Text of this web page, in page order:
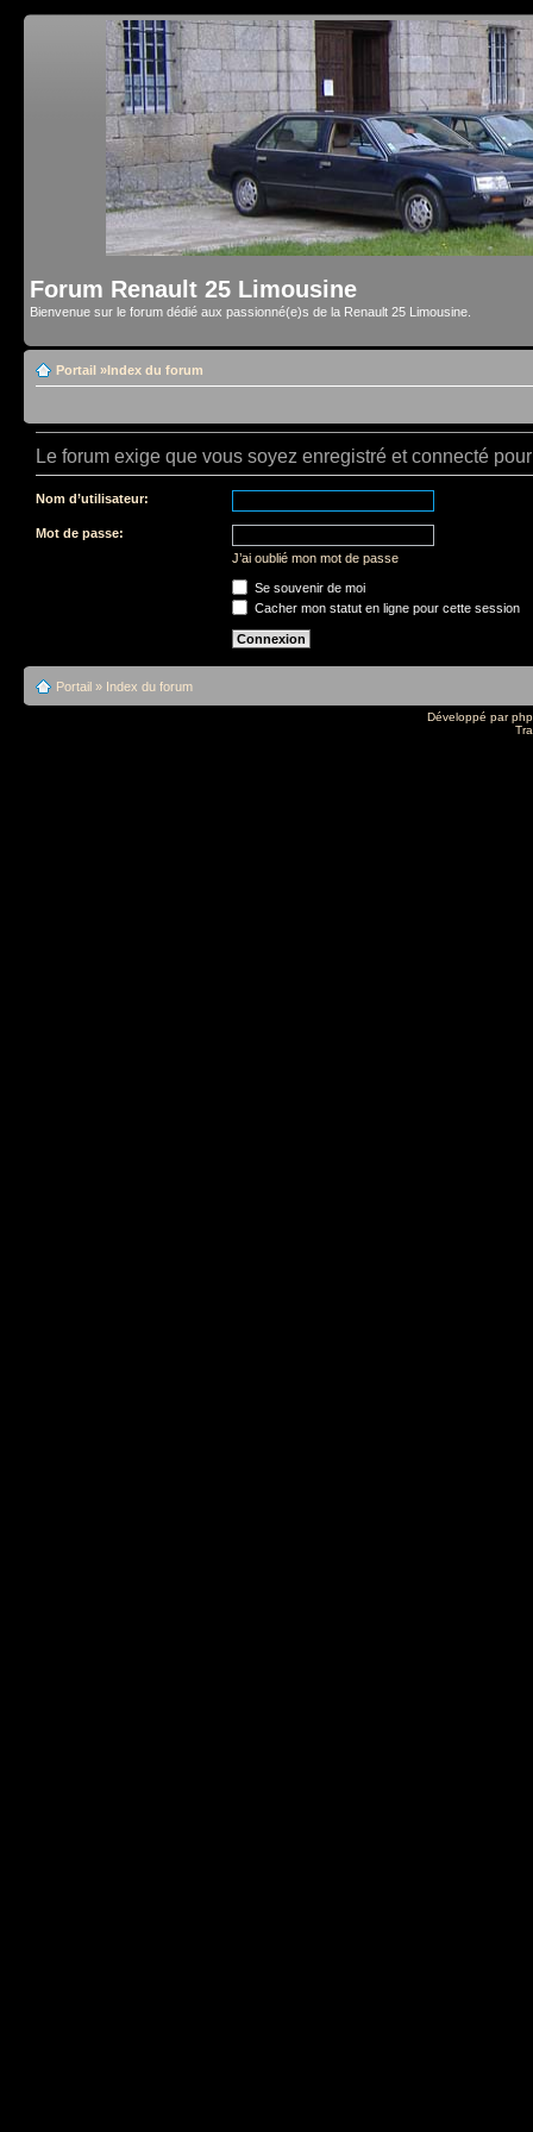
Forum Renault 25 Limousine
Bienvenue sur le forum dédié aux passionné(e)s de la Renault 25 Limousine.
Portail »Index du forum
Le forum exige que vous soyez enregistré et connecté
Nom d’utilisateur:
Mot de passe:
J’ai oublié mon mot de passe
Se souvenir de moi
Cacher mon statut en ligne pour cette session
Portail » Index du forum
Développé par